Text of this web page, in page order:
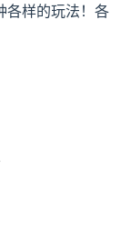
各样的玩法！各